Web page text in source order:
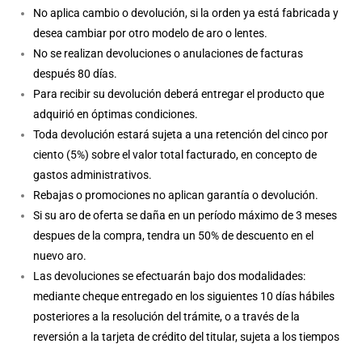
No aplica cambio o devolución, si la orden ya está fabricada y
desea cambiar por otro modelo de aro o lentes.
No se realizan devoluciones o anulaciones de facturas
después 80 días.
Para recibir su devolución deberá entregar el producto que
adquirió en óptimas condiciones.
Toda devolución estará sujeta a una retención del cinco por
ciento (5%) sobre el valor total facturado, en concepto de
gastos administrativos.
Rebajas o promociones no aplican garantía o devolución.
Si su aro de oferta se daña en un período máximo de 3 meses
despues de la compra, tendra un 50% de descuento en el
nuevo aro.
Las devoluciones se efectuarán bajo dos modalidades:
mediante cheque entregado en los siguientes 10 días hábiles
posteriores a la resolución del trámite, o a través de la
reversión a la tarjeta de crédito del titular, sujeta a los tiempos